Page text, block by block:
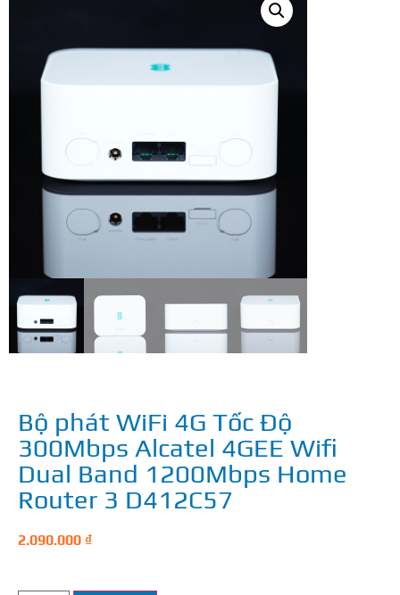
Bộ phát WiFi 4G Tốc Độ
300Mbps Alcatel 4GEE Wifi
Dual Band 1200Mbps Home
Router 3 D412C57
2.090.000 ₫